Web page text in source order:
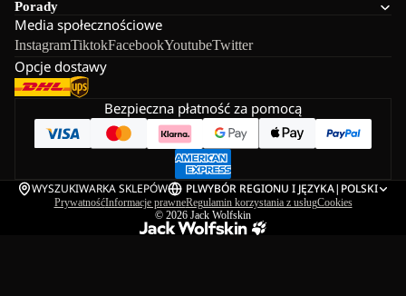
Porady
Media społecznościowe
InstagramTiktokFacebookYoutubeTwitter
Opcje dostawy
Bezpieczna płatność za pomocą
WYSZUKIWARKA SKLEPÓW PLWYBÓR REGIONU I JĘZYKA| POLSKI
PrywatnośćInformacje prawneRegulamin korzystania z usługCookies
© 2026 Jack Wolfskin